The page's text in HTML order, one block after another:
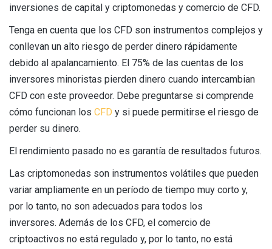
inversiones de capital y criptomonedas y comercio de CFD.
Tenga en cuenta que los CFD son instrumentos complejos y
conllevan un alto riesgo de perder dinero rápidamente
debido al apalancamiento. El 75% de las cuentas de los
inversores minoristas pierden dinero cuando intercambian
CFD con este proveedor. Debe preguntarse si comprende
cómo funcionan los CFD y si puede permitirse el riesgo de
perder su dinero.
El rendimiento pasado no es garantía de resultados futuros.
Las criptomonedas son instrumentos volátiles que pueden
variar ampliamente en un período de tiempo muy corto y,
por lo tanto, no son adecuados para todos los
inversores. Además de los CFD, el comercio de
criptoactivos no está regulado y, por lo tanto, no está